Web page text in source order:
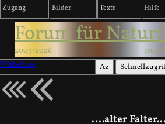
Zugang Bilder Texte Hilfe
Forum für
2003-2026
1000
Wirbellose
Az
....alter